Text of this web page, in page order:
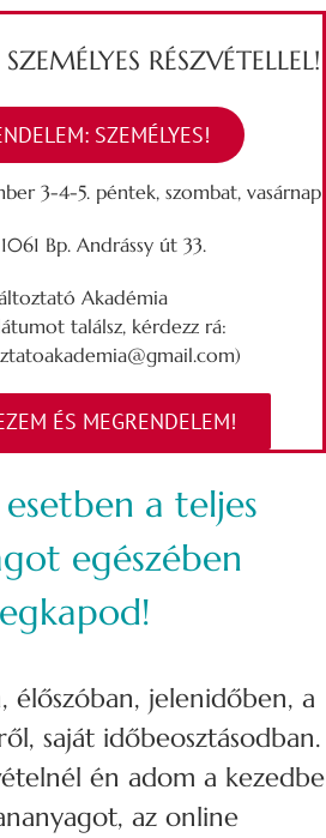
RÉSZVÉTELLEL!
SZEMÉLYES!
3-4-5. péntek, szombat, vasárnap
1061 Bp. Andrássy út 33.
Akadémia
találsz, kérdezz rá:
ÉS MEGRENDELEM!
a teljes
egészében
élőszóban, jelenidőben, a
saját időbeosztásodban.
én adom a kezedbe
az online